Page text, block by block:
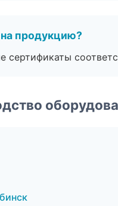
продукцию?